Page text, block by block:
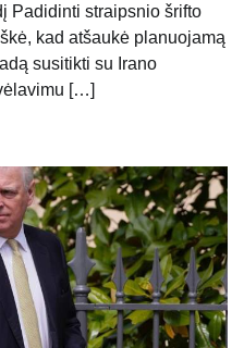
Padidinti straipsnio šrifto
kad atšaukė planuojamą
susitikti su Irano
[…]